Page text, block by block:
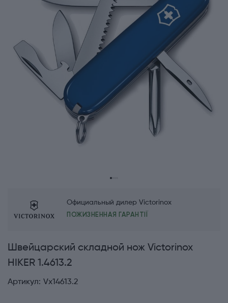
Официальный дилер Victorinox
ПОЖИЗНЕННАЯ ГАРАНТІЇ
Швейцарский складной нож Victorinox
HIKER 1.4613.2
Артикул: Vx14613.2